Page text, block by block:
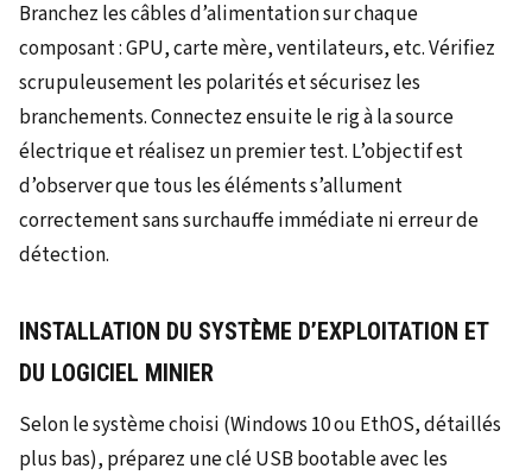
Branchez les câbles d’alimentation sur chaque
composant : GPU, carte mère, ventilateurs, etc. Vérifiez
scrupuleusement les polarités et sécurisez les
branchements. Connectez ensuite le rig à la source
électrique et réalisez un premier test. L’objectif est
d’observer que tous les éléments s’allument
correctement sans surchauffe immédiate ni erreur de
détection.
INSTALLATION DU SYSTÈME D’EXPLOITATION ET
DU LOGICIEL MINIER
Selon le système choisi (Windows 10 ou EthOS, détaillés
plus bas), préparez une clé USB bootable avec les